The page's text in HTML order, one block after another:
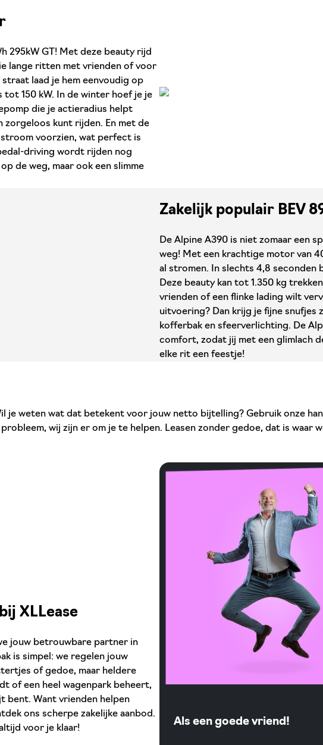
295kW GT! Met deze beauty rijd
lange ritten met vrienden of voor
laad je hem eenvoudig op
tot 150 kW. In de winter hoef je je
die je actieradius helpt
zorgeloos kunt rijden. En met de
stroom voorzien, wat perfect is
driving wordt rijden nog
de weg, maar ook een slimme
Zakelijk populair BEV
De Alpine A390 is niet zomaar een
weg! Met een krachtige motor van
al stromen. In slechts 4,8 seconden
Deze beauty kan tot 1.350 kg
vrienden of een flinke lading wilt
uitvoering? Dan krijg je fijne snufjes
kofferbak en sfeerverlichting. De
comfort, zodat jij met een glimlach
elke rit een feestje!
je weten wat dat betekent voor jouw netto bijtelling? Gebruik onze
wij zijn er om je te helpen. Leasen zonder gedoe, dat is waar
XLLease
jouw betrouwbare partner in
is simpel: we regelen jouw
of gedoe, maar heldere
of een heel wagenpark beheert,
bent. Want vrienden helpen
ons scherpe zakelijke aanbod.
voor je klaar!
Als een goede vriend!